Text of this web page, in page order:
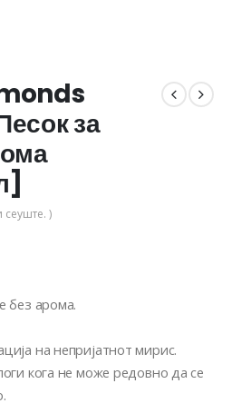
за
сеуште. )
без арома.
на непријатнот мирис.
кога не може редовно да се